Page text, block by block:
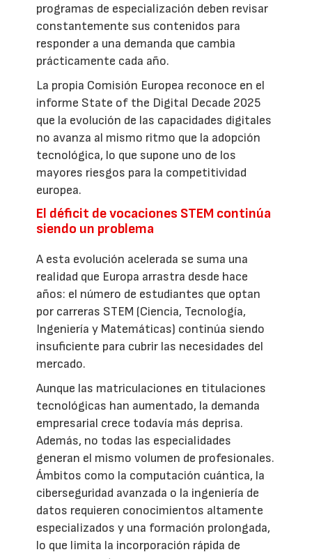
programas de especialización deben revisar
constantemente sus contenidos para
responder a una demanda que cambia
prácticamente cada año.
La propia Comisión Europea reconoce en el
informe State of the Digital Decade 2025
que la evolución de las capacidades digitales
no avanza al mismo ritmo que la adopción
tecnológica, lo que supone uno de los
mayores riesgos para la competitividad
europea.
El déficit de vocaciones STEM continúa
siendo un problema
A esta evolución acelerada se suma una
realidad que Europa arrastra desde hace
años: el número de estudiantes que optan
por carreras STEM (Ciencia, Tecnología,
Ingeniería y Matemáticas) continúa siendo
insuficiente para cubrir las necesidades del
mercado.
Aunque las matriculaciones en titulaciones
tecnológicas han aumentado, la demanda
empresarial crece todavía más deprisa.
Además, no todas las especialidades
generan el mismo volumen de profesionales.
Ámbitos como la computación cuántica, la
ciberseguridad avanzada o la ingeniería de
datos requieren conocimientos altamente
especializados y una formación prolongada,
lo que limita la incorporación rápida de